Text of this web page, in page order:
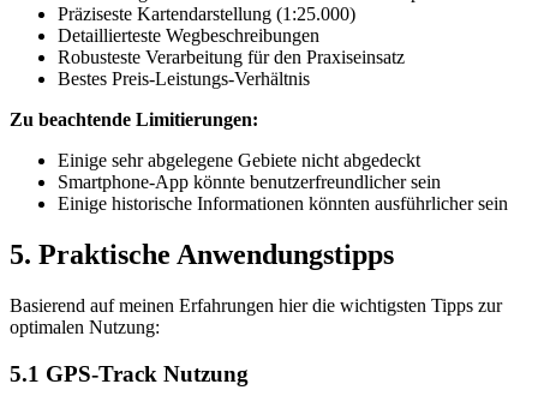
Präziseste Kartendarstellung (1:25.000)
Detaillierteste Wegbeschreibungen
Robusteste Verarbeitung für den Praxiseinsatz
Bestes Preis-Leistungs-Verhältnis
Zu beachtende Limitierungen:
Einige sehr abgelegene Gebiete nicht abgedeckt
Smartphone-App könnte benutzerfreundlicher sein
Einige historische Informationen könnten ausführlicher sein
5. Praktische Anwendungstipps
Basierend auf meinen Erfahrungen hier die wichtigsten Tipps zur
optimalen Nutzung:
5.1 GPS-Track Nutzung